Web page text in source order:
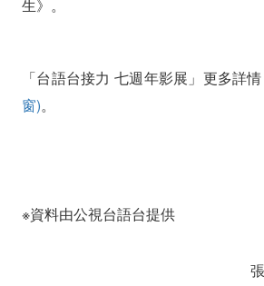
生》。
「台語台接力 七週年影展」更多詳
窗)。
※資料由公視台語台提供